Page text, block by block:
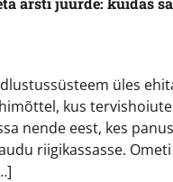
üles
kus
nende eest, kes
riigikassasse.